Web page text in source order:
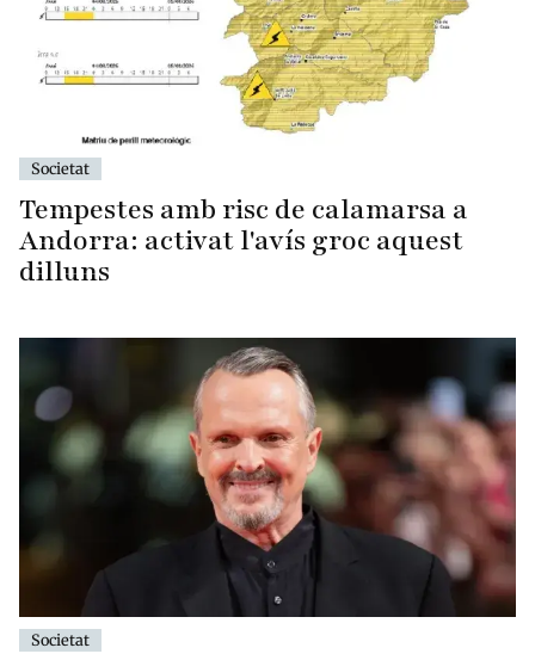
Societat
Tempestes amb risc de calamarsa a
Andorra: activat l'avís groc aquest
dilluns
Societat